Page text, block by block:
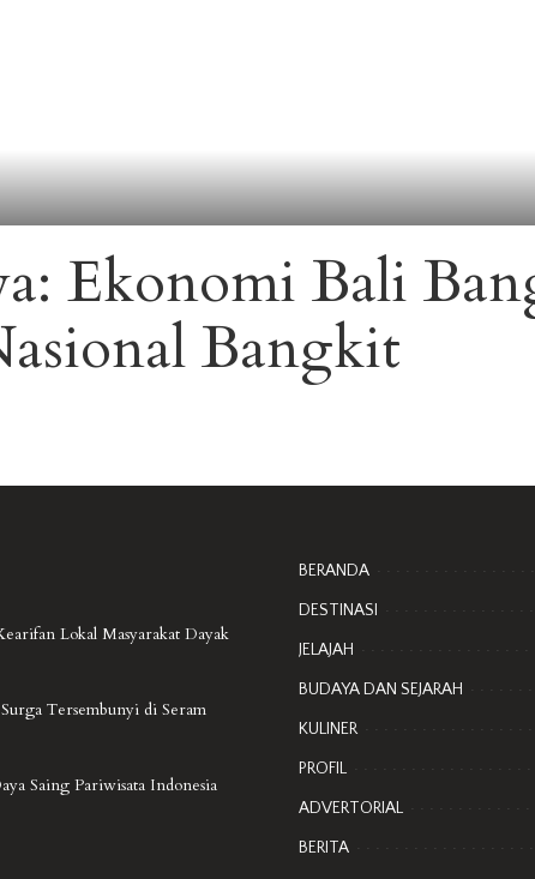
Ekonomi Bali
Bangkit
Lokal Masyarakat Dayak
Tersembunyi di Seram
Saing Pariwisata Indonesia
BERANDA
DESTINASI
JELAJAH
BUDAYA DAN SEJARAH
KULINER
PROFIL
ADVERTORIAL
BERITA